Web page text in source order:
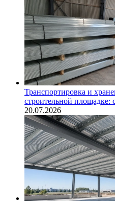
Транспортировка и
строительной площадке:
20.07.2026